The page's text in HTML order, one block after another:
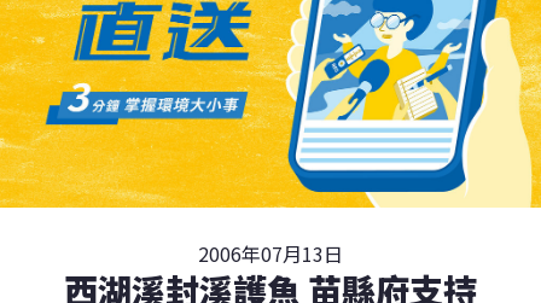
2006年07月13日
西湖溪封溪護魚 苗縣府支持